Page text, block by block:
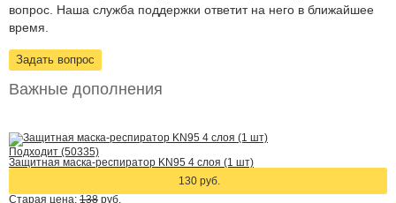
вопрос. Наша служба поддержки ответит на него в ближайшее
время.
Задать вопрос
Важные дополнения
Подходит (50335)
Защитная маска-респиратор KN95 4 слоя (1 шт)
130 руб.
Старая цена: 138 руб.